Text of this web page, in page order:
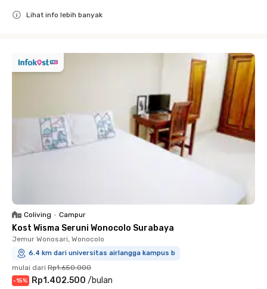
Lihat info lebih banyak
Coliving • Campur
Kost Wisma Seruni Wonocolo Surabaya
Jemur Wonosari, Wonocolo
6.4 km dari universitas airlangga kampus b
mulai dari Rp1.650.000
-15% Rp1.402.500 /bulan